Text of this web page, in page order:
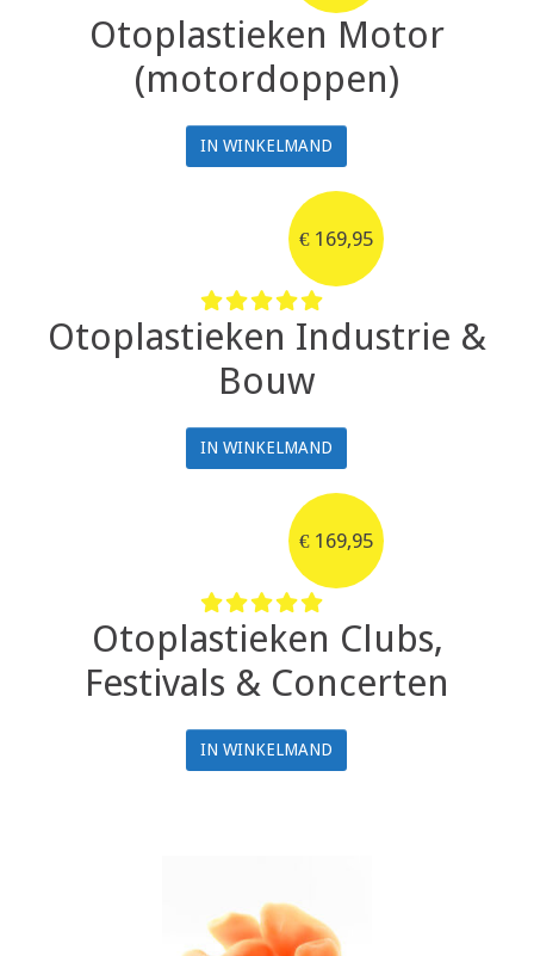
Otoplastieken Motor
(motordoppen)
IN WINKELMAND
€ 169,95
Otoplastieken Industrie &
Bouw
IN WINKELMAND
€ 169,95
Otoplastieken Clubs,
Festivals & Concerten
IN WINKELMAND